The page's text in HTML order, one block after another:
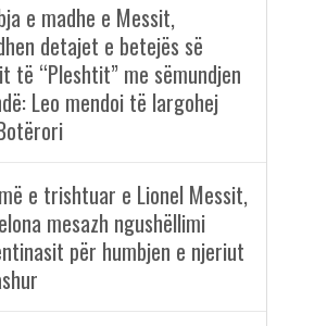
e madhe e Messit,
detajet e betejës së
të “Pleshtit” me sëmundjen
Leo mendoi të largohej
e trishtuar e Lionel Messit,
mesazh ngushëllimi
për humbjen e njeriut